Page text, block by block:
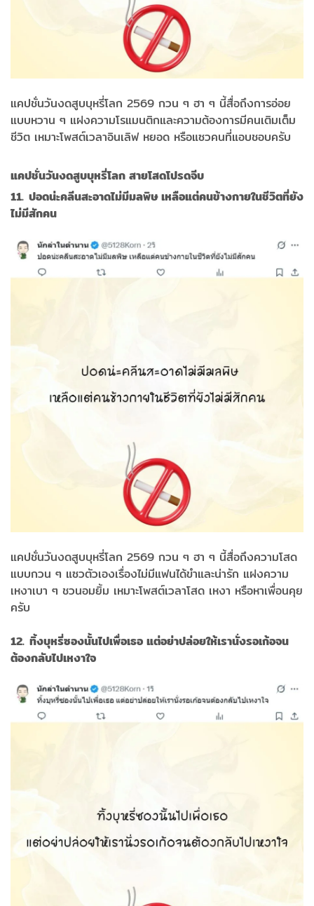
แคปชั่นวันงดสูบบุหรี่โลก 2569 กวน ๆ ฮา ๆ นี้สื่อถึงการอ่อย
แบบหวาน ๆ แฝงความโรแมนติกและความต้องการมีคนเติมเต็ม
ชีวิต เหมาะโพสต์เวลาอินเลิฟ หยอด หรือแซวคนที่แอบชอบครับ
แคปชั่นวันงดสูบบุหรี่โลก สายโสดโปรดจีบ
11. ปอดน่ะคลีนสะอาดไม่มีมลพิษ เหลือแต่คนข้างกายในชีวิตที่ยัง
ไม่มีสักคน
แคปชั่นวันงดสูบบุหรี่โลก 2569 กวน ๆ ฮา ๆ นี้สื่อถึงความโสด
แบบกวน ๆ แซวตัวเองเรื่องไม่มีแฟนได้ขำและน่ารัก แฝงความ
เหงาเบา ๆ ชวนอมยิ้ม เหมาะโพสต์เวลาโสด เหงา หรือหาเพื่อนคุย
ครับ
12. ทิ้งบุหรี่ซองนั้นไปเพื่อเธอ แต่อย่าปล่อยให้เรานั่งรอเก้อจน
ต้องกลับไปเหงาใจ